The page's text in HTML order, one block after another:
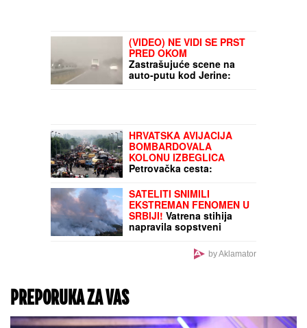
(VIDEO) NE VIDI SE PRST
PRED OKOM
Zastrašujuće scene na
auto-putu kod Jerine:
Oluja paralisala ovaj deo
HRVATSKA AVIJACIJA
BOMBARDOVALA
KOLONU IZBEGLICA
Petrovačka cesta:
stradale, zločin bez
sudskog epiloga (VIDEO)
SATELITI SNIMILI
EKSTREMAN FENOMEN U
SRBIJI! Vatrena stihija
napravila sopstveni
oblak, a to može biti
VRLO OPASNO, evo iby Aklamator
PREPORUKA ZA VAS